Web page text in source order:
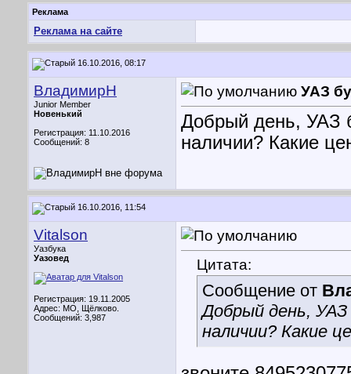
Реклама
Реклама на сайте
16.10.2016, 08:17
ВладимирН
Junior Member
Новенький
Регистрация: 11.10.2016
Сообщений: 8
УАЗ
Добрый день, УАЗ
наличии? Какие
16.10.2016, 11:54
Vitalson
Уазбука
Уазовед
Регистрация: 19.11.2005
Адрес: МО, Щёлково.
Сообщений: 3,987
Цитата:
Сообщение от
Добрый день,
наличии? Какие